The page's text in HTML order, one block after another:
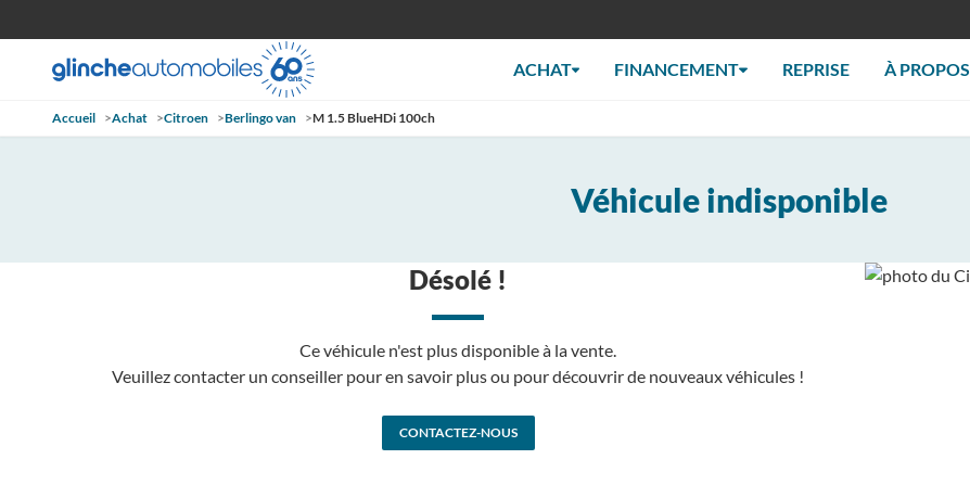
ACHAT FINANCEMENT REPRISE À PROPOS
Accueil >Achat >Citroen >Berlingo van >M 1.5 BlueHDi 100ch
Véhicule indisponible
Désolé !
Ce véhicule n'est plus disponible à la vente.
Veuillez contacter un conseiller pour en savoir plus ou pour découvrir de nouveaux véhicules !
CONTACTEZ-NOUS